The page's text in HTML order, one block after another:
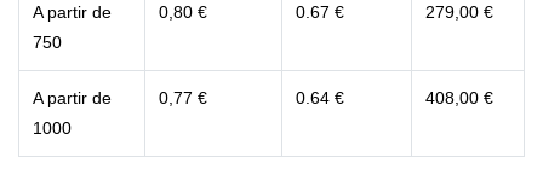
A partir de
750
0,80 € 0.67 € 279,00 €
A partir de
1000
0,77 € 0.64 € 408,00 €